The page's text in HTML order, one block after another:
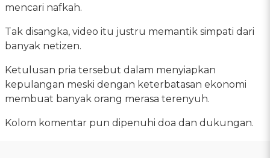
mencari nafkah.
Tak disangka, video itu justru memantik simpati dari
banyak netizen.
Ketulusan pria tersebut dalam menyiapkan
kepulangan meski dengan keterbatasan ekonomi
membuat banyak orang merasa terenyuh.
Kolom komentar pun dipenuhi doa dan dukungan.